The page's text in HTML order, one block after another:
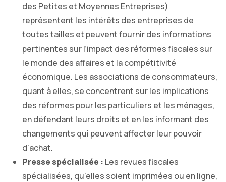
des Petites et Moyennes Entreprises)
représentent les intérêts des entreprises de
toutes tailles et peuvent fournir des informations
pertinentes sur l’impact des réformes fiscales sur
le monde des affaires et la compétitivité
économique. Les associations de consommateurs,
quant à elles, se concentrent sur les implications
des réformes pour les particuliers et les ménages,
en défendant leurs droits et en les informant des
changements qui peuvent affecter leur pouvoir
d’achat.
Presse spécialisée : Les revues fiscales
spécialisées, qu’elles soient imprimées ou en ligne,